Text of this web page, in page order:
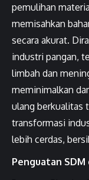
pemulihan
memisahkan
secara akurat.
industri pangan,
limbah dan
meminimalkan
ulang berkualitas
transformasi
lebih cerdas,
Penguatan